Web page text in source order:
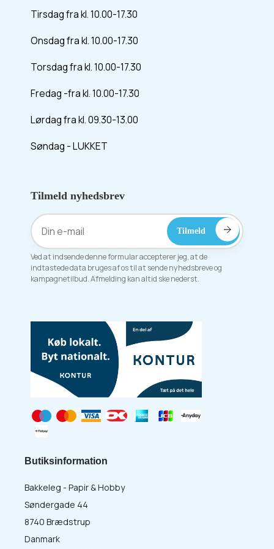
Tirsdag fra kl. 10.00-17.30
Onsdag fra kl. 10.00-17.30
Torsdag fra kl. 10.00-17.30
Fredag -fra kl. 10.00-17.30
Lørdag fra kl. 09.30-13.00
Søndag - LUKKET
Tilmeld nyhedsbrev
Ved at indsende denne formular accepterer jeg, at de
indtastede data bruges af os til at sende nyhedsbreve og
kampagnetilbud. Afmelding kan altid ske nederst.
Butiksinformation
Bakkeleg - Papir & Hobby
Søndergade 44
8740 Brædstrup
Danmark